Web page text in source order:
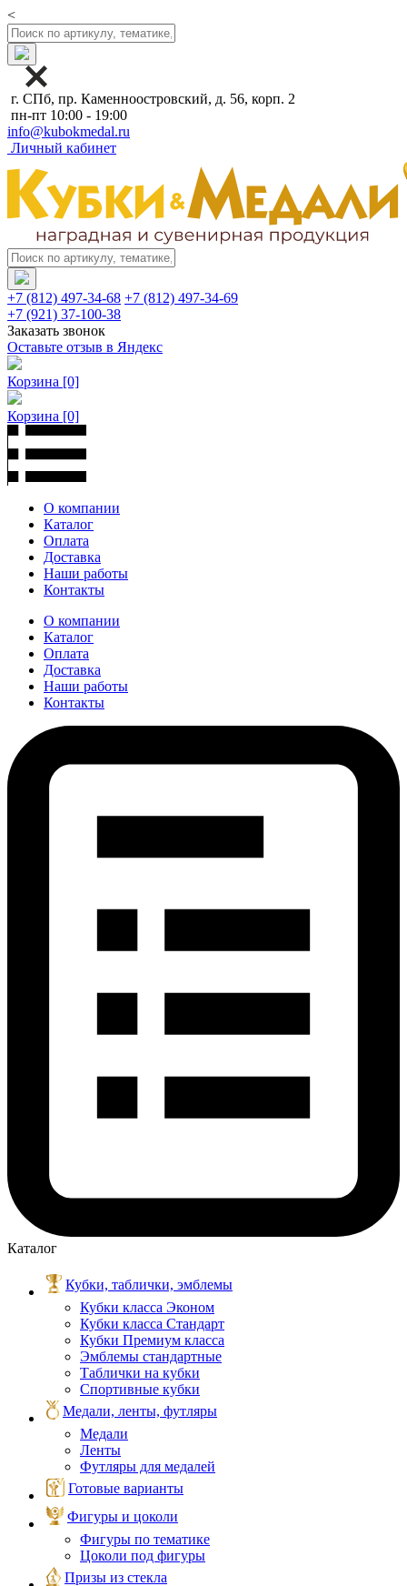
<
г. СПб, пр. Каменноостровский, д. 56, корп. 2
пн-пт 10:00 - 19:00
info@kubokmedal.ru
Личный кабинет
+7 (812) 497-34-68 +7 (812) 497-34-69
+7 (921) 37-100-38
Заказать звонок
Оставьте отзыв в Яндекс
Корзина [0]
Корзина [0]
О компании
Каталог
Оплата
Доставка
Наши работы
Контакты
О компании
Каталог
Оплата
Доставка
Наши работы
Контакты
Каталог
Кубки, таблички, эмблемы
Кубки класса Эконом
Кубки класса Стандарт
Кубки Премиум класса
Эмблемы стандартные
Таблички на кубки
Спортивные кубки
Медали, ленты, футляры
Медали
Ленты
Футляры для медалей
Готовые варианты
Фигуры и цоколи
Фигуры по тематике
Цоколи под фигуры
Призы из стекла